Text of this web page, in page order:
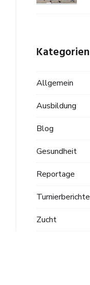
Kategorien
Allgemein
Ausbildung
Blog
Gesundheit
Reportage
Turnierberichte
Zucht